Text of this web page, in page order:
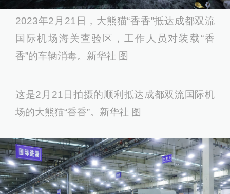
2023年2月21日，大熊猫“香香”抵达成都双流
国际机场海关查验区，工作人员对装载“香
香”的车辆消毒。新华社 图